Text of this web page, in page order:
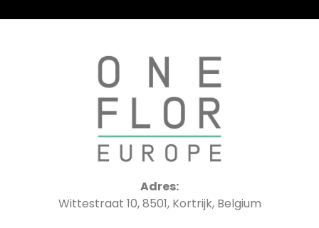
Adres:
Wittestraat 10, 8501, Kortrijk, Belgium